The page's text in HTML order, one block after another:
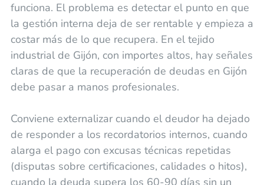
funciona. El problema es detectar el punto en que
la gestión interna deja de ser rentable y empieza a
costar más de lo que recupera. En el tejido
industrial de Gijón, con importes altos, hay señales
claras de que la recuperación de deudas en Gijón
debe pasar a manos profesionales.
Conviene externalizar cuando el deudor ha dejado
de responder a los recordatorios internos, cuando
alarga el pago con excusas técnicas repetidas
(disputas sobre certificaciones, calidades o hitos),